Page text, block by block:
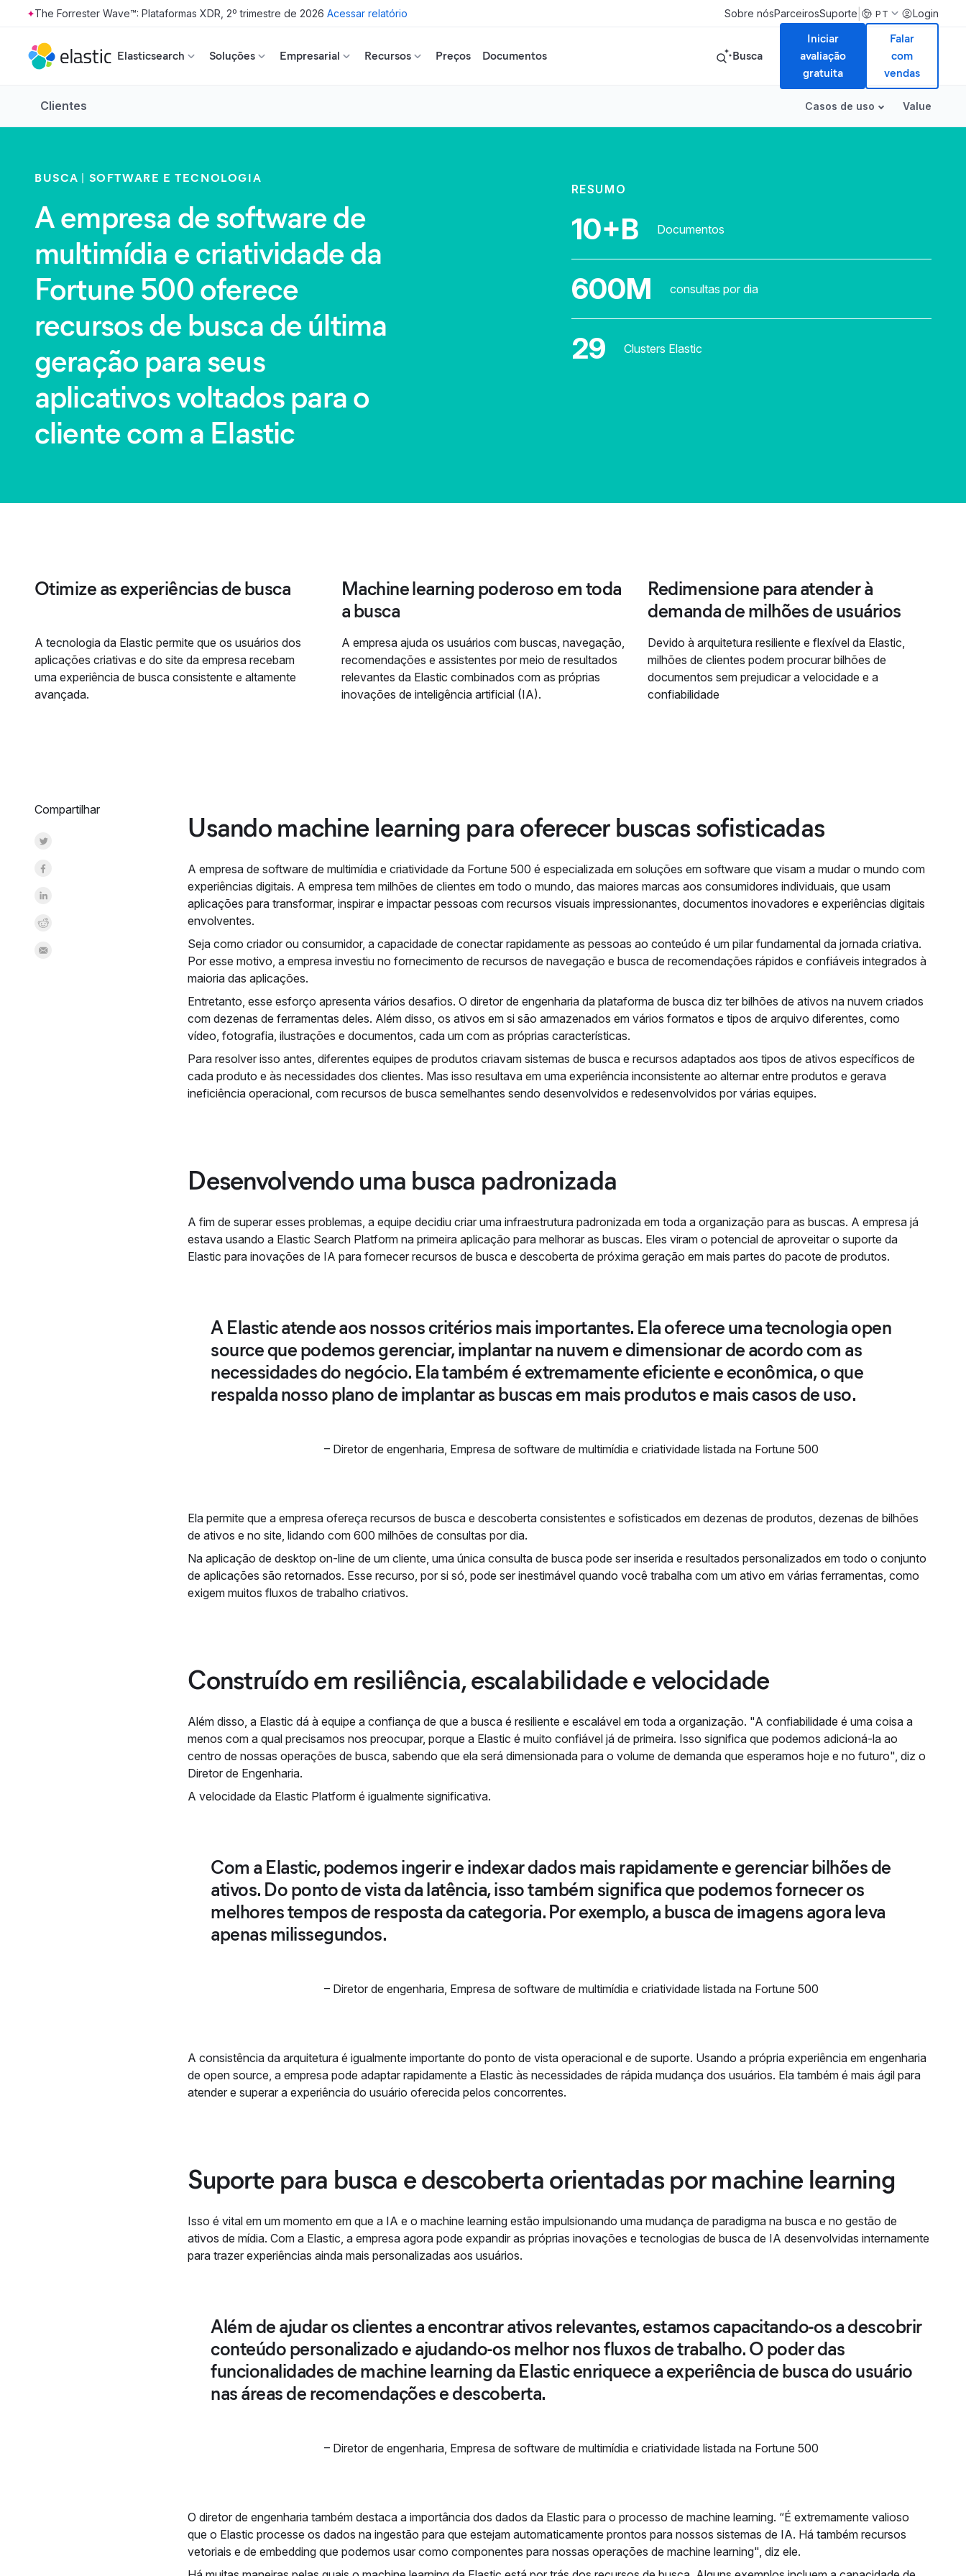
Skip to main content
The Forrester Wave™: Plataformas XDR, 2º trimestre de 2026 Acessar relatório Sobre nósParceirosSuporte PT Login
Elasticsearch Soluções Empresarial Recursos Preços Documentos Busca
Iniciar
avaliação
gratuita
Falar
com
vendas
Clientes Casos de uso Value
BUSCA SOFTWARE E TECNOLOGIA
A empresa de software de
multimídia e criatividade da
Fortune 500 oferece
recursos de busca de última
geração para seus
aplicativos voltados para o
cliente com a Elastic
RESUMO
10+B Documentos
600M consultas por dia
29 Clusters Elastic
Otimize as experiências de busca
A tecnologia da Elastic permite que os usuários dos
aplicações criativas e do site da empresa recebam
uma experiência de busca consistente e altamente
avançada.
Machine learning poderoso em toda
a busca
A empresa ajuda os usuários com buscas, navegação,
recomendações e assistentes por meio de resultados
relevantes da Elastic combinados com as próprias
inovações de inteligência artificial (IA).
Redimensione para atender à
demanda de milhões de usuários
Devido à arquitetura resiliente e flexível da Elastic,
milhões de clientes podem procurar bilhões de
documentos sem prejudicar a velocidade e a
confiabilidade
Compartilhar
Share on Twitter
Share on Facebook
Share on LinkedInr
Share on Reddit
Share by Email
Usando machine learning para oferecer buscas sofisticadas
A empresa de software de multimídia e criatividade da Fortune 500 é especializada em soluções em software que visam a mudar o mundo com
experiências digitais. A empresa tem milhões de clientes em todo o mundo, das maiores marcas aos consumidores individuais, que usam
aplicações para transformar, inspirar e impactar pessoas com recursos visuais impressionantes, documentos inovadores e experiências digitais
envolventes.
Seja como criador ou consumidor, a capacidade de conectar rapidamente as pessoas ao conteúdo é um pilar fundamental da jornada criativa.
Por esse motivo, a empresa investiu no fornecimento de recursos de navegação e busca de recomendações rápidos e confiáveis integrados à
maioria das aplicações.
Entretanto, esse esforço apresenta vários desafios. O diretor de engenharia da plataforma de busca diz ter bilhões de ativos na nuvem criados
com dezenas de ferramentas deles. Além disso, os ativos em si são armazenados em vários formatos e tipos de arquivo diferentes, como
vídeo, fotografia, ilustrações e documentos, cada um com as próprias características.
Para resolver isso antes, diferentes equipes de produtos criavam sistemas de busca e recursos adaptados aos tipos de ativos específicos de
cada produto e às necessidades dos clientes. Mas isso resultava em uma experiência inconsistente ao alternar entre produtos e gerava
ineficiência operacional, com recursos de busca semelhantes sendo desenvolvidos e redesenvolvidos por várias equipes.
Desenvolvendo uma busca padronizada
A fim de superar esses problemas, a equipe decidiu criar uma infraestrutura padronizada em toda a organização para as buscas. A empresa já
estava usando a Elastic Search Platform na primeira aplicação para melhorar as buscas. Eles viram o potencial de aproveitar o suporte da
Elastic para inovações de IA para fornecer recursos de busca e descoberta de próxima geração em mais partes do pacote de produtos.
A Elastic atende aos nossos critérios mais importantes. Ela oferece uma tecnologia open
source que podemos gerenciar, implantar na nuvem e dimensionar de acordo com as
necessidades do negócio. Ela também é extremamente eficiente e econômica, o que
respalda nosso plano de implantar as buscas em mais produtos e mais casos de uso.
– Diretor de engenharia, Empresa de software de multimídia e criatividade listada na Fortune 500
Ela permite que a empresa ofereça recursos de busca e descoberta consistentes e sofisticados em dezenas de produtos, dezenas de bilhões
de ativos e no site, lidando com 600 milhões de consultas por dia.
Na aplicação de desktop on-line de um cliente, uma única consulta de busca pode ser inserida e resultados personalizados em todo o conjunto
de aplicações são retornados. Esse recurso, por si só, pode ser inestimável quando você trabalha com um ativo em várias ferramentas, como
exigem muitos fluxos de trabalho criativos.
Construído em resiliência, escalabilidade e velocidade
Além disso, a Elastic dá à equipe a confiança de que a busca é resiliente e escalável em toda a organização. "A confiabilidade é uma coisa a
menos com a qual precisamos nos preocupar, porque a Elastic é muito confiável já de primeira. Isso significa que podemos adicioná-la ao
centro de nossas operações de busca, sabendo que ela será dimensionada para o volume de demanda que esperamos hoje e no futuro", diz o
Diretor de Engenharia.
A velocidade da Elastic Platform é igualmente significativa.
Com a Elastic, podemos ingerir e indexar dados mais rapidamente e gerenciar bilhões de
ativos. Do ponto de vista da latência, isso também significa que podemos fornecer os
melhores tempos de resposta da categoria. Por exemplo, a busca de imagens agora leva
apenas milissegundos.
– Diretor de engenharia, Empresa de software de multimídia e criatividade listada na Fortune 500
A consistência da arquitetura é igualmente importante do ponto de vista operacional e de suporte. Usando a própria experiência em engenharia
de open source, a empresa pode adaptar rapidamente a Elastic às necessidades de rápida mudança dos usuários. Ela também é mais ágil para
atender e superar a experiência do usuário oferecida pelos concorrentes.
Suporte para busca e descoberta orientadas por machine learning
Isso é vital em um momento em que a IA e o machine learning estão impulsionando uma mudança de paradigma na busca e no gestão de
ativos de mídia. Com a Elastic, a empresa agora pode expandir as próprias inovações e tecnologias de busca de IA desenvolvidas internamente
para trazer experiências ainda mais personalizadas aos usuários.
Além de ajudar os clientes a encontrar ativos relevantes, estamos capacitando-os a descobrir
conteúdo personalizado e ajudando-os melhor nos fluxos de trabalho. O poder das
funcionalidades de machine learning da Elastic enriquece a experiência de busca do usuário
nas áreas de recomendações e descoberta.
– Diretor de engenharia, Empresa de software de multimídia e criatividade listada na Fortune 500
O diretor de engenharia também destaca a importância dos dados da Elastic para o processo de machine learning. “É extremamente valioso
que o Elastic processe os dados na ingestão para que estejam automaticamente prontos para nossos sistemas de IA. Há também recursos
vetoriais e de embedding que podemos usar como componentes para nossas operações de machine learning", diz ele.